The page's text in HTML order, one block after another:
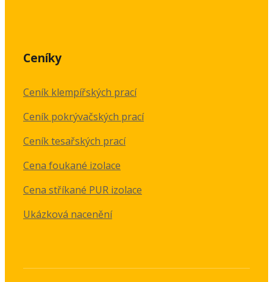
Ceníky
Ceník klempířských prací
Ceník pokrývačských prací
Ceník tesařských prací
Cena foukané izolace
Cena stříkané PUR izolace
Ukázková nacenění